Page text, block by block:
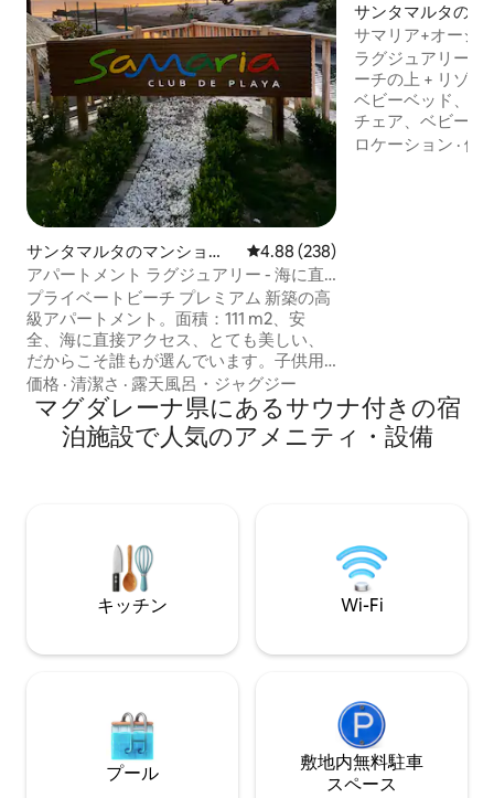
サンタマルタのマンショ
ン・アパート
レビュー238件、5つ星中4.88つ
4.88 (238)
アパートメント ラグジュアリー - 海に直
接アクセス - プライベートビーチ
プライベートビーチ プレミアム 新築の高
級アパートメント。面積：111 m2、安
全、海に直接アクセス、とても美しい、
だからこそ誰もが選んでいます。子供用
パーク：ビーチとアクアティック、プー
ル：インフィニティ+子供用+セミオリン
ピック+ゴルフシミュレーター、スパ+ト
ルコ式バス+サウナ+16のジャグジー+2つ
ル+テレビ、ベッドルーム 3：ダブルベッ
ド+ダブルのトランドル、バスルーム2
室、リビングダイニングルーム、海を見
渡せるバルコニー*5歳以上は1回の滞在に
ンでお支払いください💳🚫🐶
価格 · 清潔さ · 露天風呂・ジャグジー
サンタマルタのマ
ン・アパート
サマリア+オーシ
ント+プール
ラグジュアリー
ーチの上 + リゾート！ 👼赤ちゃ
ベビーベッド、ベ
チェア、ベビーロ
プライベートビ
ロケーション ·価
マグダレーナ県にあるサウナ付きの宿
泊施設で人気のアメニティ・設備
キッチン Wi-Fi
プール
敷地内無料駐⁠車
ス⁠ペ⁠ー⁠ス